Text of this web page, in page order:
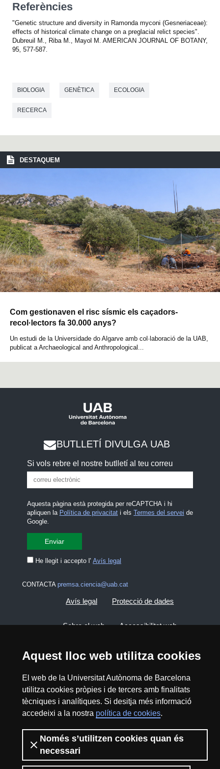
Aquest lloc web utilitza cookies
El web de la Universitat Autònoma de Barcelona
utilitza cookies pròpies i de tercers amb finalitats
tècniques i analítiques. Si desitja més informació
accedeixi a la nostra política de cookies.
Només s’utilitzen cookies quan és
necessari
Referències
"Genetic structure and diversity in Ramonda myconi (Gesneriaceae):
effects of historical climate change on a preglacial relict species".
Dubreuil M., Riba M., Mayol M. AMERICAN JOURNAL OF BOTANY,
95, 577-587.
BIOLOGIA GENÈTICA ECOLOGIA
RECERCA
DESTAQUEM
Com gestionaven el risc sísmic els caçadors-
recol·lectors fa 30.000 anys?
Un estudi de la Universidade do Algarve amb col·laboració de la UAB,
publicat a Archaeological and Anthropological...
BUTLLETÍ DIVULGA UAB
Si vols rebre el nostre butlletí al teu correu
Aquesta pàgina està protegida per reCAPTCHA i hi
apliquen la Política de privacitati els Termes del servei de
Google.
He llegit i accepto l' Avís legal
CONTACTA premsa.ciencia@uab.cat
Avís legal Protecció de dades
Sobre el web Accessibilitat web
Mapa del web UAB
2026 Divulga UAB - Creative Commons
Reconeixement - No Comercial (CC BY NC) -
ISSN: 2014-6388
View low-bandwidth version